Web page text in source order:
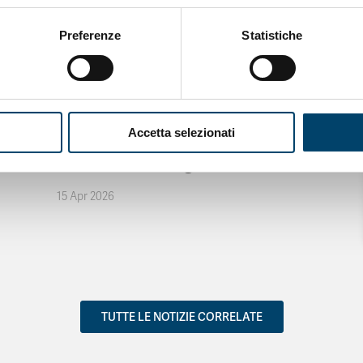
Preferenze Statistiche
Accetta selezionati
ONDA PER IL SISTEMA SANITARIO ONDA PER
Salu’. Dal dialogo alla cura
15 Apr 2026
TUTTE LE NOTIZIE CORRELATE